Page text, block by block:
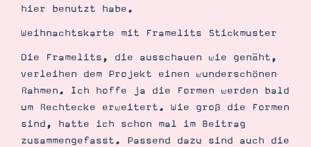
Über Stampin’ Up!
Tipps & Tricks
hier benutzt habe.
Weihnachtskarte mit Framelits Stickmuster
Die Framelits, die ausschauen wie genäht,
verleihen dem Projekt einen wunderschönen
Rahmen. Ich hoffe ja die Formen werden bald
um Rechtecke erweitert. Wie groß die Formen
sind, hatte ich schon mal im Beitrag
zusammengefasst. Passend dazu sind auch die